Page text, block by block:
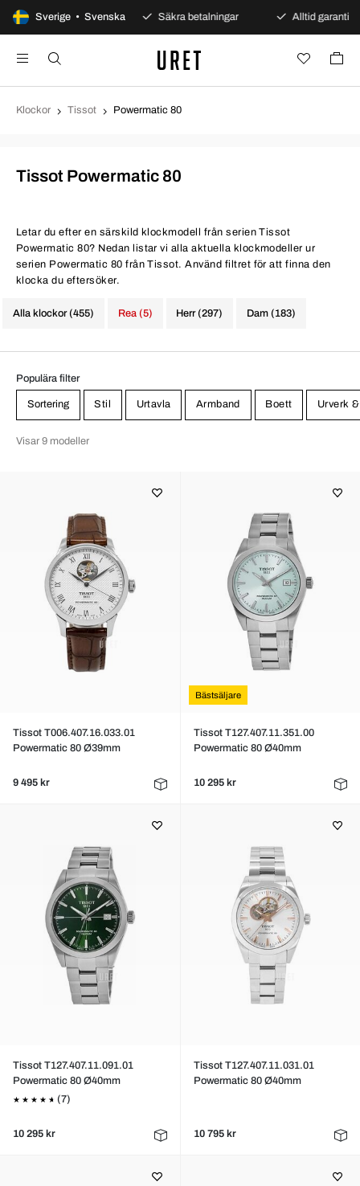
Sverige • Svenska
dagars öppet köp Säkra betalningar Alltid garanti
Klockor Tissot Powermatic 80
Tissot Powermatic 80
Letar du efter en särskild klockmodell från serien Tissot
Powermatic 80? Nedan listar vi alla aktuella klockmodeller ur
serien Powermatic 80 från Tissot. Använd filtret för att finna den
klocka du eftersöker.
Alla klockor (455) Herr (297) Dam (183)
Rea (5)
Populära filter
Sortering Stil Urtavla Armband Boett Urverk
Visar 9 modeller
Tissot T006.407.16.033.01
Powermatic 80 Ø39mm
9 495 kr
Bästsäljare
Tissot T127.407.11.351.00
Powermatic 80 Ø40mm
10 295 kr
Tissot T127.407.11.091.01
Powermatic 80 Ø40mm
(7)
10 295 kr
Tissot T127.407.11.031.01
Powermatic 80 Ø40mm
10 795 kr